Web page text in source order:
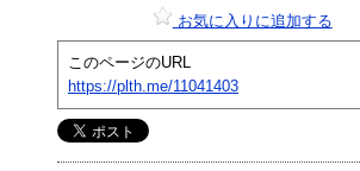
お気に入りに追加する
このページのURL
https://plth.me/11041403